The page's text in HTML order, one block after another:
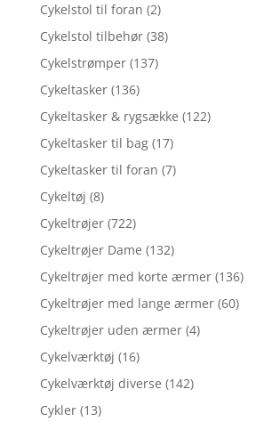
Cykelstol til foran (2)
Cykelstol tilbehør (38)
Cykelstrømper (137)
Cykeltasker (136)
Cykeltasker & rygsække (122)
Cykeltasker til bag (17)
Cykeltasker til foran (7)
Cykeltøj (8)
Cykeltrøjer (722)
Cykeltrøjer Dame (132)
Cykeltrøjer med korte ærmer (136)
Cykeltrøjer med lange ærmer (60)
Cykeltrøjer uden ærmer (4)
Cykelværktøj (16)
Cykelværktøj diverse (142)
Cykler (13)